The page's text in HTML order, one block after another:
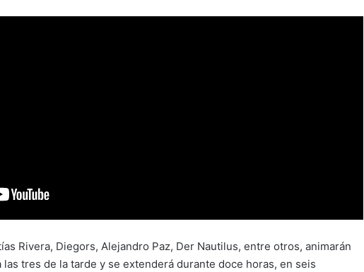
Rivera, Diegors, Alejandro Paz, Der Nautilus, entre otros, animarán
las tres de la tarde y se extenderá durante doce horas, en seis